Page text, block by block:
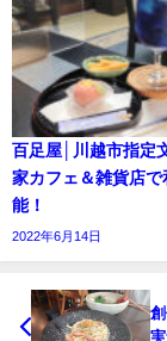
百足屋│川越市指定
家カフェ＆雑貨店で
能！
2022年6月14日